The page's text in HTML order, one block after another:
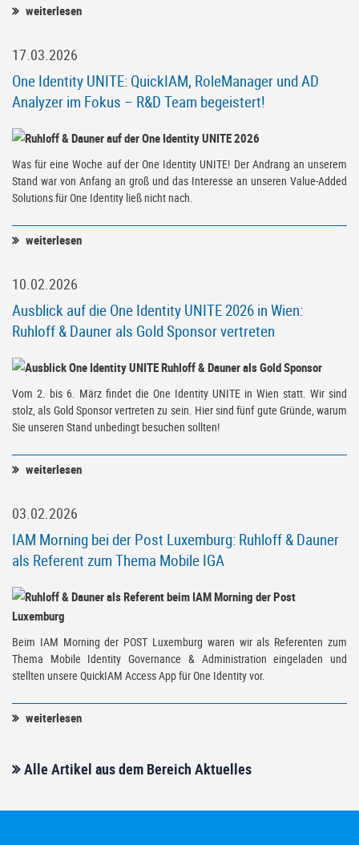
weiterlesen
17.03.2026
One Identity UNITE: QuickIAM, RoleManager und AD
Analyzer im Fokus – R&D Team begeistert!
Was für eine Woche auf der One Identity UNITE! Der Andrang an unserem
Stand war von Anfang an groß und das Interesse an unseren Value-Added
Solutions für One Identity ließ nicht nach.
weiterlesen
10.02.2026
Ausblick auf die One Identity UNITE 2026 in Wien:
Ruhloff & Dauner als Gold Sponsor vertreten
Vom 2. bis 6. März findet die One Identity UNITE in Wien statt. Wir sind
stolz, als Gold Sponsor vertreten zu sein. Hier sind fünf gute Gründe, warum
Sie unseren Stand unbedingt besuchen sollten!
weiterlesen
03.02.2026
IAM Morning bei der Post Luxemburg: Ruhloff & Dauner
als Referent zum Thema Mobile IGA
Beim IAM Morning der POST Luxemburg waren wir als Referenten zum
Thema Mobile Identity Governance & Administration eingeladen und
stellten unsere QuickIAM Access App für One Identity vor.
weiterlesen
Alle Artikel aus dem Bereich Aktuelles